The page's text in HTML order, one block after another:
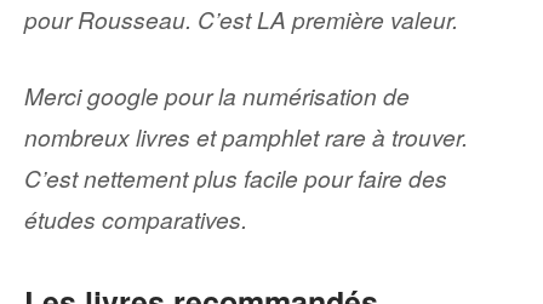
pour Rousseau. C’est LA première valeur.
Merci google pour la numérisation de
nombreux livres et pamphlet rare à trouver.
C’est nettement plus facile pour faire des
études comparatives.